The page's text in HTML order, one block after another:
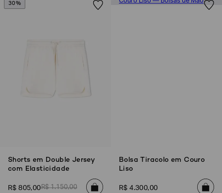
30%
Shorts em Double Jersey
com Elasticidade
R$ 805,00R$ 1.150,00
Bolsa Tiracolo em Couro
Liso
R$ 4.300,00